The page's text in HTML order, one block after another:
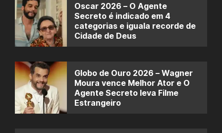
Oscar 2026 – O Agente
Secreto é indicado em 4
categorias e iguala recorde de
Cidade de Deus
Globo de Ouro 2026 – Wagner
Moura vence Melhor Ator e O
Agente Secreto leva Filme
Estrangeiro